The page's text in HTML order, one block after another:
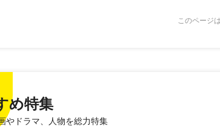
このページ
め特集
やドラマ、人物を総力特集